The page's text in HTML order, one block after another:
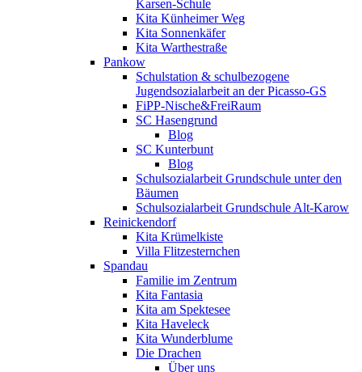
Karsen-Schule
Kita Künheimer Weg
Kita Sonnenkäfer
Kita Warthestraße
Pankow
Schulstation & schulbezogene
Jugendsozialarbeit an der Picasso-GS
FiPP-Nische&FreiRaum
SC Hasengrund
Blog
SC Kunterbunt
Blog
Schulsozialarbeit Grundschule unter den
Bäumen
Schulsozialarbeit Grundschule Alt-Karow
Reinickendorf
Kita Krümelkiste
Villa Flitzesternchen
Spandau
Familie im Zentrum
Kita Fantasia
Kita am Spektesee
Kita Haveleck
Kita Wunderblume
Die Drachen
Über uns